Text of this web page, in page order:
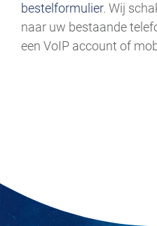
bestelformulier. Wij
naar uw bestaande
een VoIP account of